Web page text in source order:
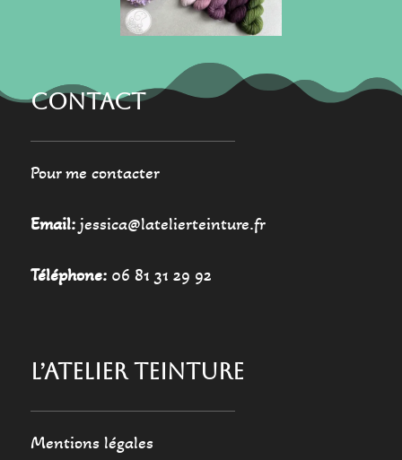
CONTACT
Pour me contacter
Email:jessica@latelierteinture.fr
Téléphone:06 81 31 29 92
L’ATELIER TEINTURE
Mentions légales